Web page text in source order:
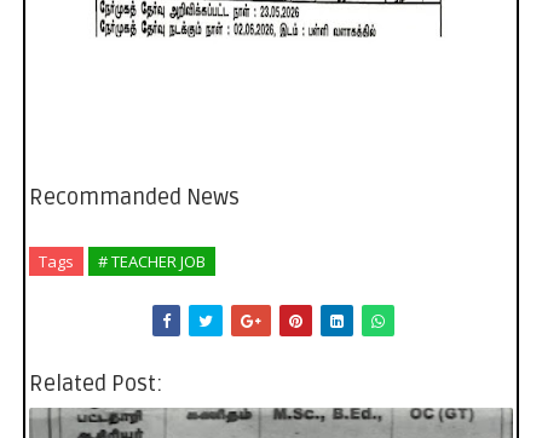
Recommanded News
Tags # TEACHER JOB
Related Post: